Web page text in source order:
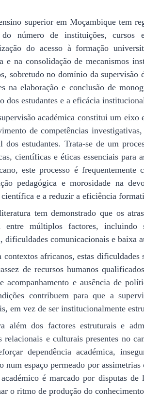
superior em Moçambique tem
do número de instituições, cursos
do acesso à formação
e na consolidação de mecanismos
sobretudo no domínio da supervisão
na elaboração e conclusão de
dos estudantes e a eficácia
académica constitui um eixo
de competências
dos estudantes. Trata-se de um
científicas e éticas essenciais para
este processo é
pedagógica e morosidade na
científica e a reduzir a eficiência
tem demonstrado que os
entre múltiplos factores, incluindo
dificuldades comunicacionais e baixa
contextos africanos, estas
de recursos humanos
acompanhamento e ausência de
contribuem para que a
em vez de ser institucionalmente
além dos factores estruturais e
relacionais e culturais presentes no
dependência académica,
num espaço permeado por
é marcado por disputas
o ritmo de produção do